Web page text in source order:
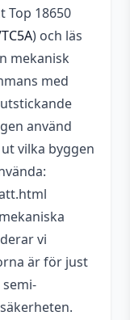
Top 18650
) och läs
mekanisk
med
utstickande
använd
vilka byggen
vi
är för just